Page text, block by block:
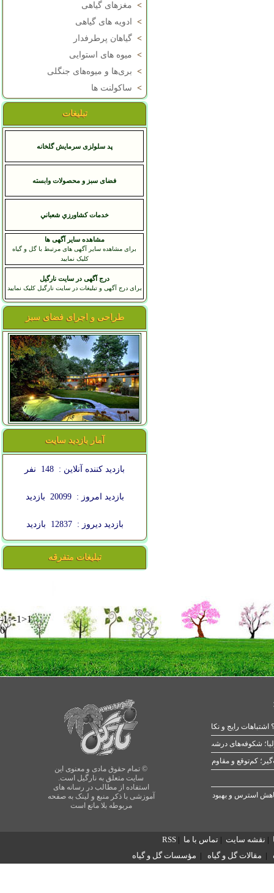
> مغزهای گیاهی
>
ادویه های گیاهی
> گیاهان پرطرفدار
> میوه های استوایی
> بری‌ها و میوه‌های جنگلی
> ساکولنت ها
تبلیغات
پد سلولزی سرمایش گلخانه
فضای سبز و محصولات وابسته
خدمات کشاورزي شعباني
مشاهده سایر آگهی ها
برای مشاهده سایر آگهی های مرتبط با گل و گیاه
کلیک نمایید
درج آگهی در سایت نارگیل
برای درج آگهی و تبلیغات در سایت نارگیل کلیک نمایید
طراحی و اجرای فضای سبز
آمار بازدید سایت
بازدید کننده آنلاین : 148 نفر
بازدید امروز : 20099 بازدید
بازدید دیروز : 12837 بازدید
تبلیغات متفرقه
-1>-1>1
0
© تمام حقوق مادی و معنوی این
سایت متعلق به نارگیل است.
استفاده از مطالب در رسانه های
آموزشی با ذکر منبع و لینک به صفحه
مربوطه بلا مانع است
رایج و نکات طلایی
شکوفه‌های درشت در بهار
| نقشه سایت | تماس با ما |
RSS
| مقالات گل و گیاه | مؤسسات گل و گیاه